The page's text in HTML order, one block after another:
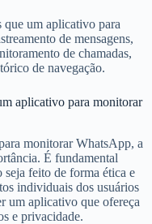
que um aplicativo para
de mensagens,
de chamadas,
de navegação.
aplicativo para monitorar
monitorar WhatsApp, a
É fundamental
seja feito de forma ética e
individuais dos usuários
um aplicativo que ofereça
e privacidade.